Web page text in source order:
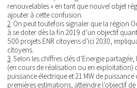
renouvelables » en tant que nouvel objet
ajouter à cette confusion.
2 On peut toutefois signaler que la région
à se doter dès la fin 2019 d’un objectif
500 projets ENR citoyens d’ici 2030,
citoyens.
3 Selon les chiffres clés d’Energie
(en cours de réalisation ou en exploitation)
puissance électrique et 21 MW de
premières estimations, atteindre l’objectif